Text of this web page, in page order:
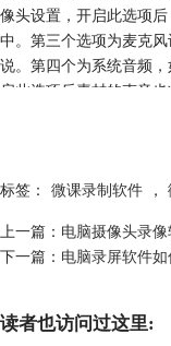
像头设置，开启此选项
中。第三个选项为麦克
说。第四个为系统音频
启此选项后素材的声音也
标签： 微课录制软件 ，
上一篇： 电脑摄像头录
下一篇： 电脑录屏软件
读者也访问过这里: